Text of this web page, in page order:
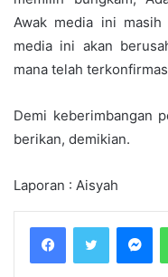
Awak media ini
media ini akan
mana telah
Demi keberimbangan
berikan, demikian.
Laporan : Aisyah